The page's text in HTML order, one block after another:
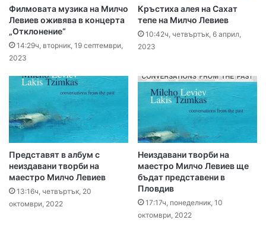
Филмовата музика на Милчо
Левиев оживява в концерта
„Отклонение“
14:29ч, вторник, 19 септември,
2023
Кръстиха алея на Сахат
тепе на Милчо Левиев
10:42ч, четвъртък, 6 април,
2023
Представят в албум с
неиздавани творби на
маестро Милчо Левиев
13:16ч, четвъртък, 20
октомври, 2022
Неиздавани творби на
маестро Милчо Левиев ще
бъдат представени в
Пловдив
17:17ч, понеделник, 10
октомври, 2022